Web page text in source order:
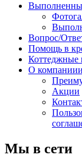
Вопрос/
Помощь в
Коттеджные
О компаниии
Акции
Мы в сети